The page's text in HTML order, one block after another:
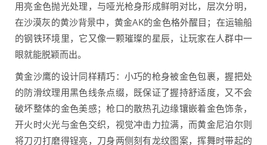
用亮金色抛光处理，与哑光枪身形成鲜明对比，层次分明，
在沙漠灰的黄沙背景中，黄金AK的金色格外醒目；在运输船
的钢铁环境里，它又像一颗璀璨的星辰，让玩家在人群中一
眼就能脱颖而出。
黄金沙鹰的设计同样精巧：小巧的枪身被金色包裹，握把处
的防滑纹理用黑色线条点缀，既保证了握持舒适度，又不会
破坏整体的金色美感；枪口的散热孔边缘镶嵌着金色饰条，
开火时火光与金色交织，视觉冲击力拉满，而黄金尼泊尔则
将刀刃打磨得锃亮，刀身两侧刻有龙纹图案，挥舞时带起的